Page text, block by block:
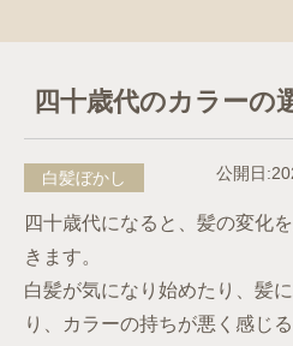
四十歳代のカラーの
白髪ぼかし 公開日
四十歳代になると、髪の変化
きます。
白髪が気になり始めたり、髪
り、カラーの持ちが悪く感じる